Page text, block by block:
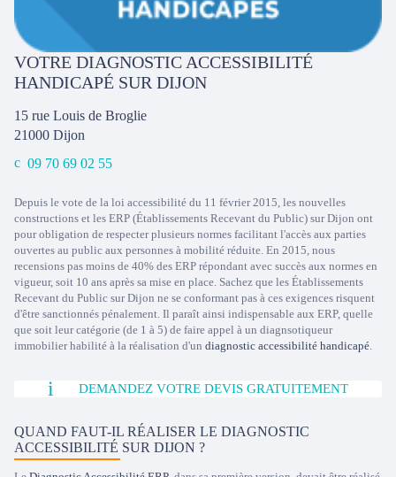
VOTRE DIAGNOSTIC ACCESSIBILITÉ
HANDICAPÉ SUR DIJON
15 rue Louis de Broglie
21000 Dijon
09 70 69 02 55
Depuis le vote de la loi accessibilité du 11 février 2015, les nouvelles
constructions et les ERP (Établissements Recevant du Public) sur Dijon ont
pour obligation de respecter plusieurs normes facilitant l'accès aux parties
ouvertes au public aux personnes à mobilité réduite. En 2015, nous
recensions pas moins de 40% des ERP répondant avec succès aux normes en
vigueur, soit 10 ans après sa mise en place. Sachez que les Établissements
Recevant du Public sur Dijon ne se conformant pas à ces exigences risquent
d'être sanctionnés pénalement. Il paraît ainsi indispensable aux ERP, quelle
que soit leur catégorie (de 1 à 5) de faire appel à un diagnsotiqueur
immobilier habilité à la réalisation d'un diagnostic accessibilité handicapé.
DEMANDEZ VOTRE DEVIS GRATUITEMENT
QUAND FAUT-IL RÉALISER LE DIAGNOSTIC
ACCESSIBILITÉ SUR DIJON ?